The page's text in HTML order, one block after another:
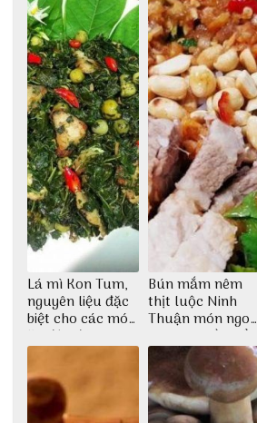
Lá mì Kon Tum,
nguyên liệu đặc
biệt cho các món
ăn độc đáo
Bún mắm nêm
thịt luộc Ninh
Thuận món ngon
dân dã miền biển